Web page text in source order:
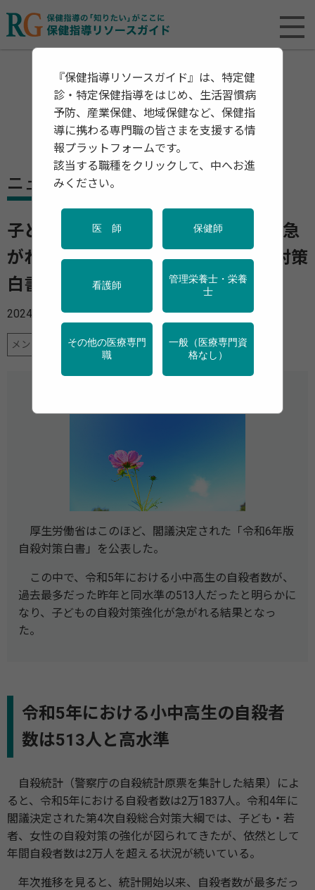
ニュース
子どもの自殺が2年連続500人超え、急
がれる対策強化－「令和6年版 自殺対策
白書」より
2024年12月12日
メンタルヘルス 学校保健 行政・団体の関連資料
厚生労働省はこのほど、閣議決定された「令和6年版
自殺対策白書」を公表した。
この中で、令和5年における小中高生の自殺者数が、
過去最多だった昨年と同水準の513人だったと明らかに
なり、子どもの自殺対策強化が急がれる結果となっ
た。
令和5年における小中高生の自殺者
数は513人と高水準
自殺統計（警察庁の自殺統計原票を集計した結果）によ
ると、令和5年における自殺者数は2万1837人。令和4年に
閣議決定された第4次自殺総合対策大綱では、子ども・若
者、女性の自殺対策の強化が図られてきたが、依然として
年間自殺者数は2万人を超える状況が続いている。
年次推移を見ると、統計開始以来、自殺者数が最多だっ
『保健指導リソースガイド』は、特定健
診・特定保健指導をはじめ、生活習慣病
予防、産業保健、地域保健など、保健指
導に携わる専門職の皆さまを支援する情
報プラットフォームです。
該当する職種をクリックして、中へお進
みください。
医 師 保健師
看護師
管理栄養士・栄養
士
その他の医療専門
職
一般（医療専門資
格なし）